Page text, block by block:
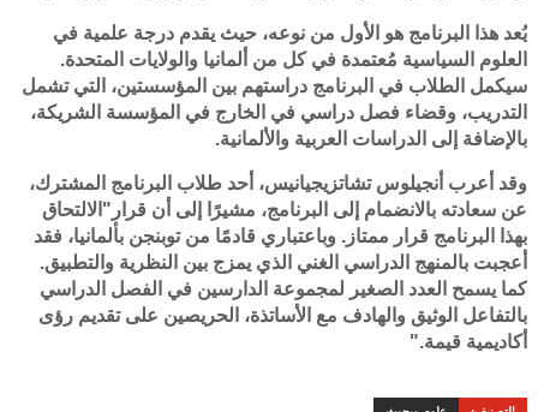
يُعد هذا البرنامج هو الأول من نوعه، حيث يقدم درجة علمية في
العلوم السياسية مُعتمدة في كل من ألمانيا والولايات المتحدة.
سيكمل الطلاب في البرنامج دراستهم بين المؤسستين، التي تشمل
التدريب، وقضاء فصل دراسي في الخارج في المؤسسة الشريكة،
بالإضافة إلى الدراسات العربية والألمانية.
وقد أعرب أنجيلوس تشاتزيجيانيس، أحد طلاب البرنامج المشترك،
عن سعادته بالانضمام إلى البرنامج، مشيرًا إلى أن قرار"الالتحاق
بهذا البرنامج قرار ممتاز. وباعتباري قادمًا من توبنجن بألمانيا، فقد
أعجبت بالمنهج الدراسي الغني الذي يمزج بين النظرية والتطبيق.
كما يسمح العدد الصغير لمجموعة الدارسين في الفصل الدراسي
بالتفاعل الوثيق والهادف مع الأساتذة، الحريصين على تقديم رؤى
أكاديمية قيمة."